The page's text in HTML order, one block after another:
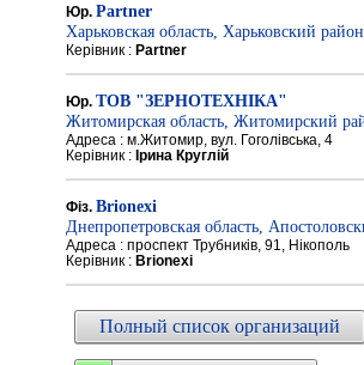
Юр. Partner
Харьковская область, Харьковский район
Керівник : Partner
Юр. ТОВ "ЗЕРНОТЕХНІКА"
Житомирская область, Житомирский
Адреса : м.Житомир, вул. Гоголівська, 4
Керівник : Ірина Круглій
Фіз. Brionexi
Днепропетровская область,
Адреса : проспект Трубників, 91, Нікополь
Керівник : Brionexi
Полный список организаций